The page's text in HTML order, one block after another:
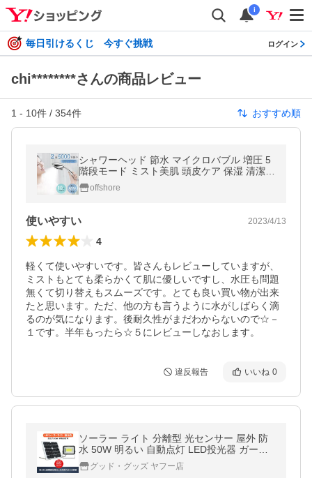
i
毎日引けるくじ 今すぐ挑戦 ログイン
chi********さんの商品レビュー
1 - 10件 / 354件 おすすめ順
シャワーヘッド 節水 マイクロバブル 増圧 5
階段モード ミスト美肌 頭皮ケア 保湿 清潔
毛穴汚れ洗浄 美肌 美髪 アダプター付取付簡
単 水漏れ防止 国際基準G1/2
offshore
使いやすい 2023/4/13
4
軽くて使いやすいです。皆さんもレビューしていますが、
ミストもとても柔らかくて肌に優しいですし、水圧も問題
無くて切り替えもスムーズです。とても良い買い物が出来
たと思います。ただ、他の方も言うように水がしばらく滴
るのが気になります。後耐久性がまだわからないので☆－
１です。半年もったら☆５にレビューしなおします。
違反報告 いいね 0
ソーラー ライト 分離型 光センサー 屋外 防
水 50W 明るい 自動点灯 LED投光器 ガーデ
ンライト 駐車場灯 ガレージ 外灯 TYH-50W
K グッド・グッズ ヤフー店